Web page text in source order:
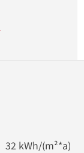
32 kWh/(m²*a)